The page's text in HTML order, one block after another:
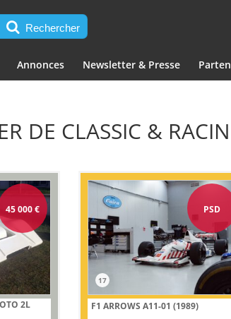
Rechercher
Annonces Newsletter & Presse
DE CLASSIC &
45 000€
2L
PSD
17
F1 ARROWS A11-01 (1989)